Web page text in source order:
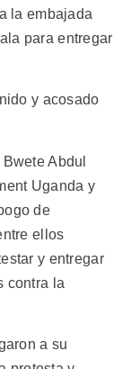
la embajada
para entregar
y acosado
Abdul
Uganda y
de
ellos
y entregar
contra la
a su